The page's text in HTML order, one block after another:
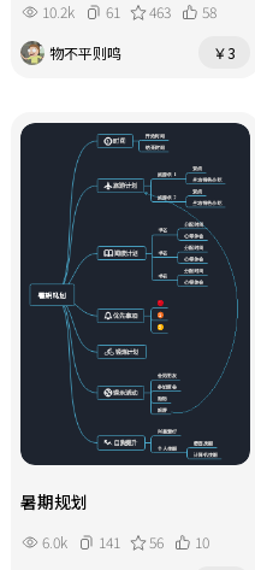
10.2k 61 463
58
物不平则鸣
￥3
暑期规划
6.0k 141 56
10